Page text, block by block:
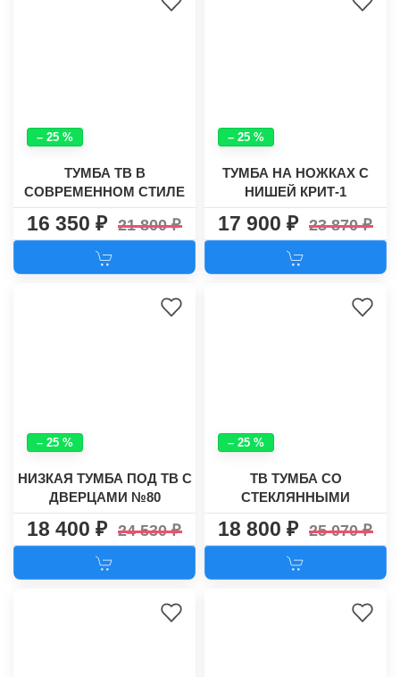
– 25 %
ТУМБА ТВ В
СОВРЕМЕННОМ СТИЛЕ
СКАНДИ №57
16 350 21 800
– 25 %
ТУМБА НА НОЖКАХ С
НИШЕЙ КРИТ-1
17 900 23 870
– 25 %
НИЗКАЯ ТУМБА ПОД ТВ С
ДВЕРЦАМИ №80
18 400 24 530
– 25 %
ТВ ТУМБА СО
СТЕКЛЯННЫМИ
ДВЕРЦАМИ №30
18 800 25 070